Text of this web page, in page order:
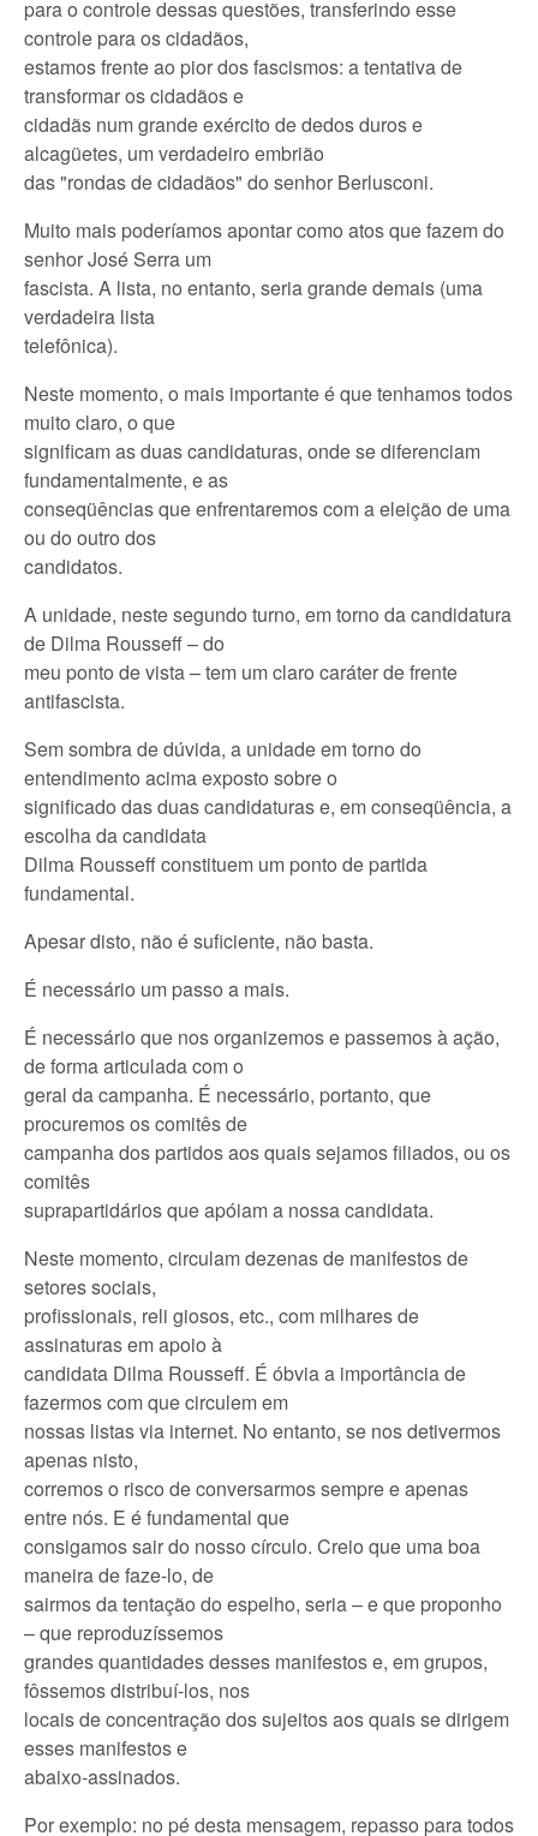
para o controle dessas questões, transferindo esse
controle para os cidadãos,
estamos frente ao pior dos fascismos: a tentativa de
transformar os cidadãos e
cidadãs num grande exército de dedos duros e
alcagüetes, um verdadeiro embrião
das "rondas de cidadãos" do senhor Berlusconi.
Muito mais poderíamos apontar como atos que fazem do
senhor José Serra um
fascista. A lista, no entanto, seria grande demais (uma
verdadeira lista
telefônica).
Neste momento, o mais importante é que tenhamos todos
muito claro, o que
significam as duas candidaturas, onde se diferenciam
fundamentalmente, e as
conseqüências que enfrentaremos com a eleição de uma
ou do outro dos
candidatos.
A unidade, neste segundo turno, em torno da candidatura
de Dilma Rousseff – do
meu ponto de vista – tem um claro caráter de frente
antifascista.
Sem sombra de dúvida, a unidade em torno do
entendimento acima exposto sobre o
significado das duas candidaturas e, em conseqüência, a
escolha da candidata
Dilma Rousseff constituem um ponto de partida
fundamental.
Apesar disto, não é suficiente, não basta.
É necessário um passo a mais.
É necessário que nos organizemos e passemos à ação,
de forma articulada com o
geral da campanha. É necessário, portanto, que
procuremos os comitês de
campanha dos partidos aos quais sejamos filiados, ou os
comitês
suprapartidários que apóiam a nossa candidata.
Neste momento, circulam dezenas de manifestos de
setores sociais,
profissionais, reli giosos, etc., com milhares de
assinaturas em apoio à
candidata Dilma Rousseff. É óbvia a importância de
fazermos com que circulem em
nossas listas via internet. No entanto, se nos detivermos
apenas nisto,
corremos o risco de conversarmos sempre e apenas
entre nós. E é fundamental que
consigamos sair do nosso círculo. Creio que uma boa
maneira de faze-lo, de
sairmos da tentação do espelho, seria – e que proponho
– que reproduzíssemos
grandes quantidades desses manifestos e, em grupos,
fôssemos distribuí-los, nos
locais de concentração dos sujeitos aos quais se dirigem
esses manifestos e
abaixo-assinados.
Por exemplo: no pé desta mensagem, repasso para todos